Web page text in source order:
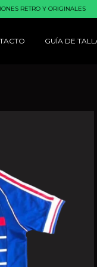
Y ORIGINALES ENVÍO
GUÍA DE